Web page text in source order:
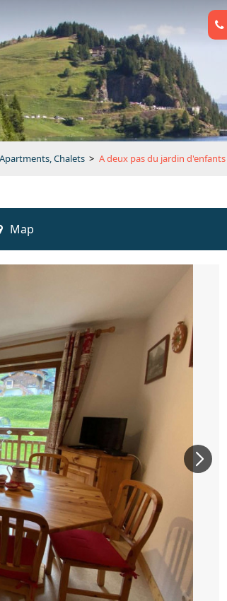
Apartments, Chalets > A deux pas du jardin d'enfants
Map